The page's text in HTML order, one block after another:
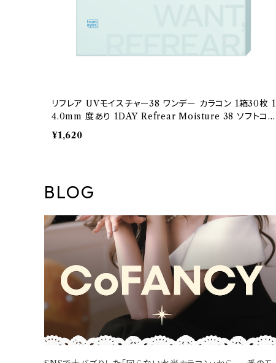
リフレア UVモイスチャー38 ワンデー カラコン 1箱30枚 1
4.0mm 度あり 1DAY Refrear Moisture 38 ソフトコン
タクトレンズ クリア 透明 ソフトレンズおまけ付き♪
¥1,620
BLOG